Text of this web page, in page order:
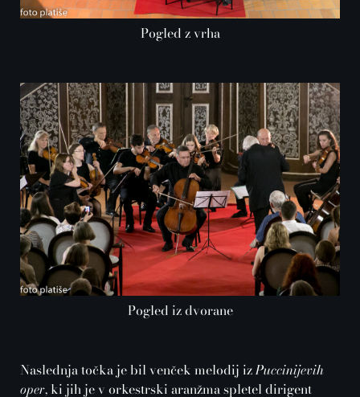
Pogled z vrha
Pogled iz dvorane
Naslednja točka je bil venček melodij izPuccinijevih
oper, ki jih je v orkestrski aranžma spletel dirigent